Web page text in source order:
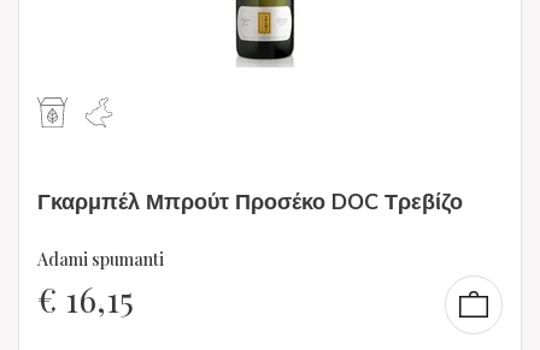
Γκαρμπέλ Μπρούτ Προσέκο DOC Τρεβίζο
Adami spumanti
€ 16,15